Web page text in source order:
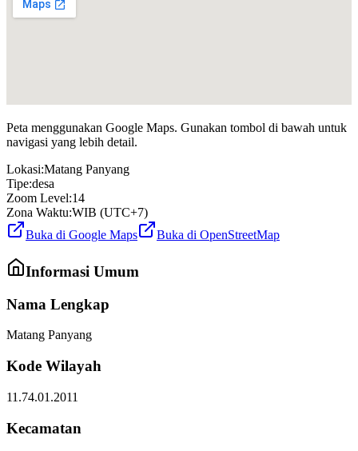
Peta menggunakan Google Maps. Gunakan tombol di bawah untuk
navigasi yang lebih detail.
Lokasi:Matang Panyang
Tipe:desa
Zoom Level:14
Zona Waktu:WIB (UTC+7)
Buka di Google Maps
Buka di OpenStreetMap
Informasi Umum
Nama Lengkap
Matang Panyang
Kode Wilayah
11.74.01.2011
Kecamatan